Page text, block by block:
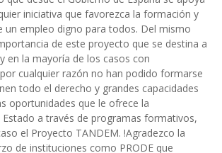
iniciativa que favorezca la formación y
un empleo digno para todos. Del mismo
de este proyecto que se destina a
en la mayoría de los casos con
cualquier razón no han podido formarse
todo el derecho y grandes capacidades
oportunidades que le ofrece la
a través de programas formativos,
el Proyecto TANDEM. !Agradezco la
de instituciones como PRODE que